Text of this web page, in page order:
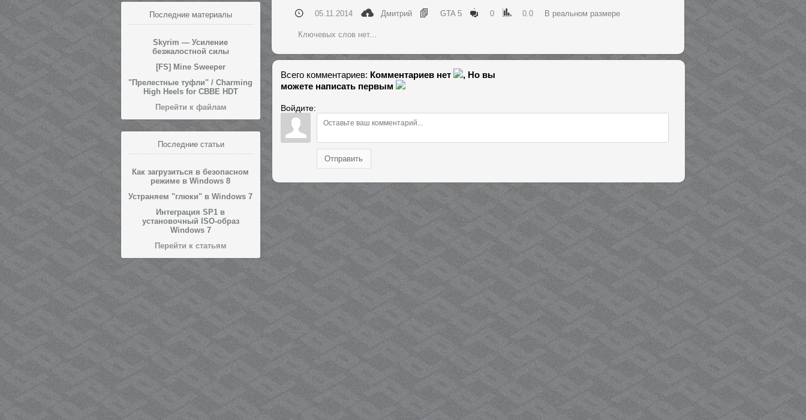
Последние материалы
Skyrim — Усиление
безжалостной силы
[FS] Mine Sweeper
"Прелестные туфли" / Charming
High Heels for CBBE HDT
Перейти к файлам
Последние статьи
Как загрузиться в безопасном
режиме в Windows 8
Устраняем "глюки" в Windows 7
Интеграция SP1 в
установочный ISO-образ
Windows 7
Перейти к статьям
05.11.2014 Дмитрий GTA 5 0 0.0 В реальном размере
Ключевых слов нет...
Всего комментариев: Комментариев нет
, Но вы
можете написать первым
Войдите:
Отправить